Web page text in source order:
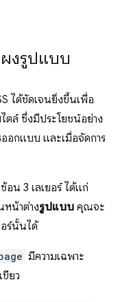
ผงรูปแบบ
ได้ชัดเจนยิ่งขึ้นเพื่อ
ตล์ ซึ่งมีประโยชน์อย่าง
อกแบบ และเมื่อจัดการ
อน 3 เลเยอร์ ได้แก่
หน้าต่างรูปแบบ คุณจะ
อร์นั้นได้
มีความเฉพาะ
ยว